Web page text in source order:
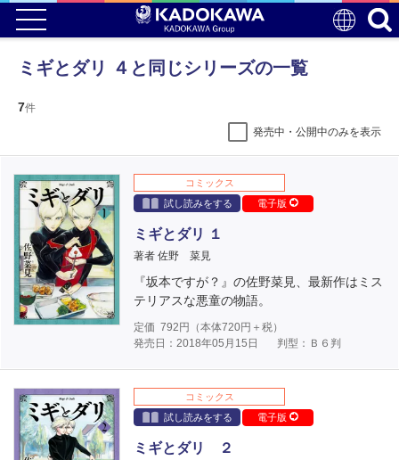
ミギとダリ ４と同じシリーズの一覧
7件
発売中・公開中のみを表示
コミックス
試し読みをする
電子版
ミギとダリ １
著者 佐野 菜見
『坂本ですが？』の佐野菜見、最新作はミス
テリアスな悪童の物語。
定価 792 円（本体720円＋税）
発売日：2018年05月15日
判型：Ｂ６判
コミックス
試し読みをする
電子版
ミギとダリ ２